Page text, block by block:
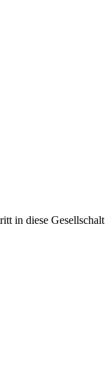
in diese Gesellschalt